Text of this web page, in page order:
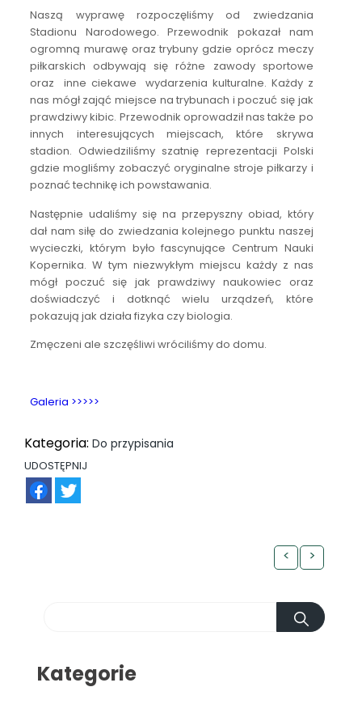
Naszą wyprawę rozpoczęliśmy od zwiedzania
Stadionu Narodowego. Przewodnik pokazał nam
ogromną murawę oraz trybuny gdzie oprócz meczy
piłkarskich odbywają się różne zawody sportowe
oraz inne ciekawe wydarzenia kulturalne. Każdy z
nas mógł zająć miejsce na trybunach i poczuć się jak
prawdziwy kibic. Przewodnik oprowadził nas także po
innych interesujących miejscach, które skrywa
stadion. Odwiedziliśmy szatnię reprezentacji Polski
gdzie mogliśmy zobaczyć oryginalne stroje piłkarzy i
poznać technikę ich powstawania.
Następnie udaliśmy się na przepyszny obiad, który
dał nam siłę do zwiedzania kolejnego punktu naszej
wycieczki, którym było fascynujące Centrum Nauki
Kopernika. W tym niezwykłym miejscu każdy z nas
mógł poczuć się jak prawdziwy naukowiec oraz
doświadczyć i dotknąć wielu urządzeń, które
pokazują jak działa fizyka czy biologia.
Zmęczeni ale szczęśliwi wróciliśmy do domu.
Galeria >>>>>
Kategoria: Do przypisania
UDOSTĘPNIJ
< >
Kategorie